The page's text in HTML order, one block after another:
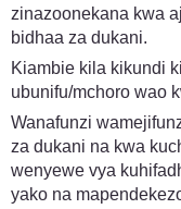
zinazoonekana kwa
bidhaa za dukani.
Kiambie kila kikundi
ubunifu/mchoro wao
Wanafunzi
za dukani na kwa
wenyewe vya
yako na